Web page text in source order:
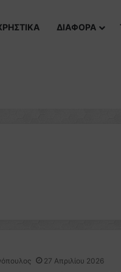
ΔΙΑΦΟΡΑ
27 Απριλίου 2026